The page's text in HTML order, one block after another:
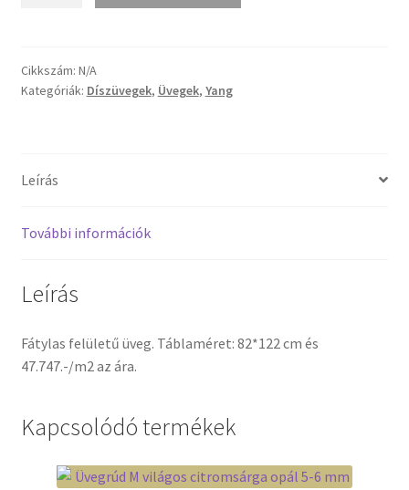
Termékek
üveg
mennyiség
Cikkszám: N/A
Kategóriák: Díszüvegek, Üvegek, Yang
Leírás
További információk
Leírás
Fátylas felületű üveg. Táblaméret: 82*122 cm és
47.747.-/m2 az ára.
Kapcsolódó termékek